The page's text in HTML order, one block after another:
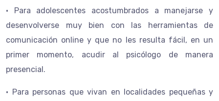
• Para adolescentes acostumbrados a manejarse y
desenvolverse muy bien con las herramientas de
comunicación online y que no les resulta fácil, en un
primer momento, acudir al psicólogo de manera
presencial.
• Para personas que vivan en localidades pequeñas y